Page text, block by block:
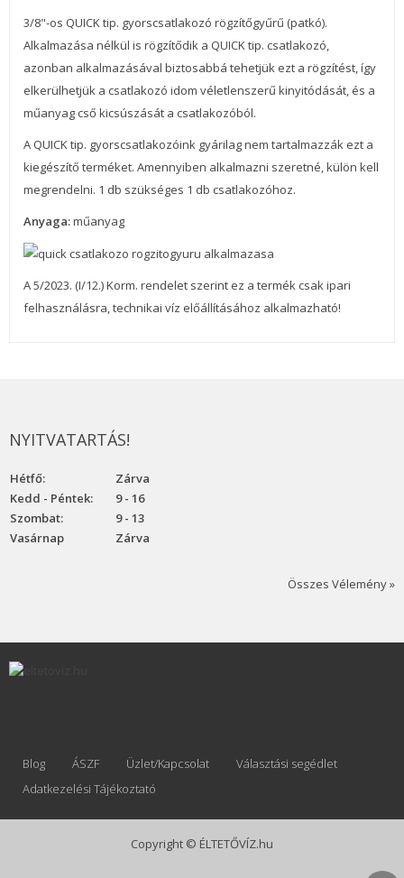
3/8"-os QUICK tip. gyorscsatlakozó rögzítőgyűrű (patkó).
Alkalmazása nélkül is rögzítődik a QUICK tip. csatlakozó,
azonban alkalmazásával biztosabbá tehetjük ezt a rögzítést, így
elkerülhetjük a csatlakozó idom véletlenszerű kinyitódását, és a
műanyag cső kicsúszását a csatlakozóból.
A QUICK tip. gyorscsatlakozóink gyárilag nem tartalmazzák ezt a
kiegészítő terméket. Amennyiben alkalmazni szeretné, külön kell
megrendelni. 1 db szükséges 1 db csatlakozóhoz.
Anyaga:műanyag
A 5/2023. (I/12.) Korm. rendelet szerint ez a termék csak ipari
felhasználásra, technikai víz előállításához alkalmazható!
NYITVATARTÁS!
Hétfő:
Zárva
Kedd - Péntek:
9 - 16
Szombat:
9 - 13
Vasárnap
Zárva
Összes Vélemény »
Blog ÁSZF Üzlet/Kapcsolat
Választási segédlet
Adatkezelési Tájékoztató
Copyright © ÉLTETŐVÍZ.hu